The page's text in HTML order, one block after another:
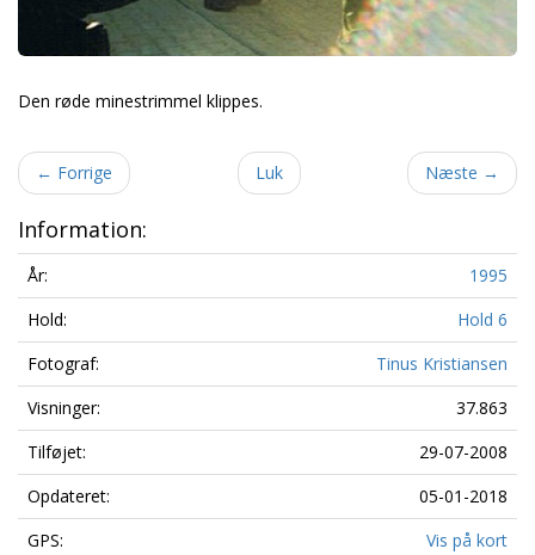
Den røde minestrimmel klippes.
← Forrige Luk Næste →
Information:
År:
1995
Hold:
Hold 6
Fotograf:
Tinus Kristiansen
Visninger:
37.863
Tilføjet:
29-07-2008
Opdateret:
05-01-2018
GPS:
Vis på kort